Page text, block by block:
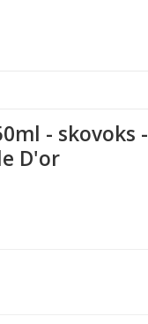
- skovoks -
D'or